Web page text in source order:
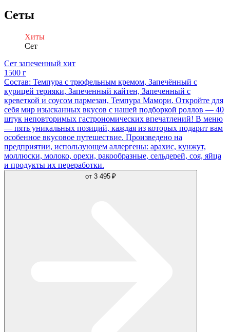
Сеты
Хиты
Сет
Сет запеченный хит
1500 г
Состав: Темпура с трюфельным кремом, Запечённый с
курицей терияки, Запеченный кайтен, Запеченный с
креветкой и соусом пармезан, Темпура Мамори. Откройте для
себя мир изысканных вкусов с нашей подборкой роллов — 40
штук неповторимых гастрономических впечатлений! В меню
— пять уникальных позиций, каждая из которых подарит вам
особенное вкусовое путешествие. Произведено на
предприятии, использующем аллергены: арахис, кунжут,
моллюски, молоко, орехи, ракообразные, сельдерей, соя, яйца
и продукты их переработки.
от 3 495 ₽